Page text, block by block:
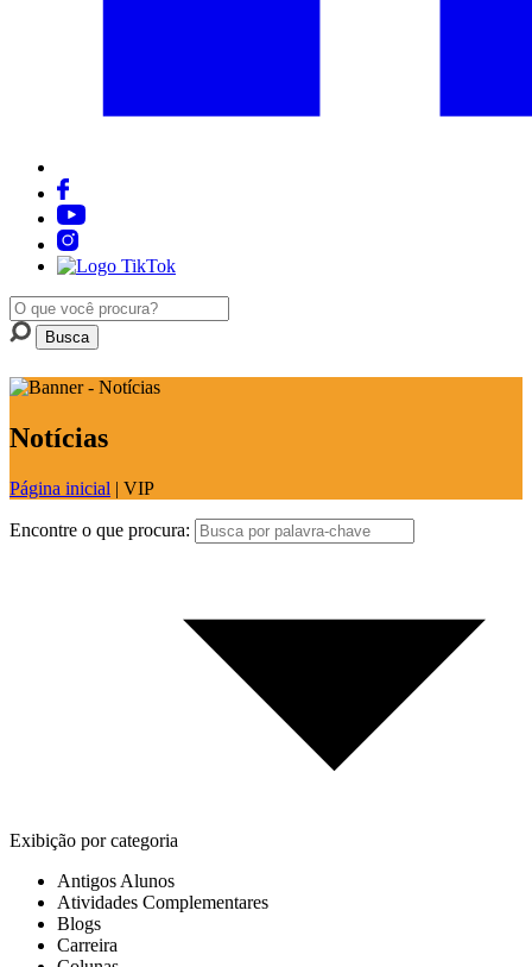
Notícias
Página inicial | VIP
Encontre o que procura:
Exibição por categoria
Antigos Alunos
Atividades Complementares
Blogs
Carreira